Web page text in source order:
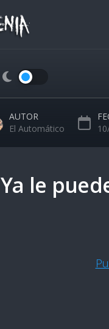
AUTOR
El Automático
Ya le